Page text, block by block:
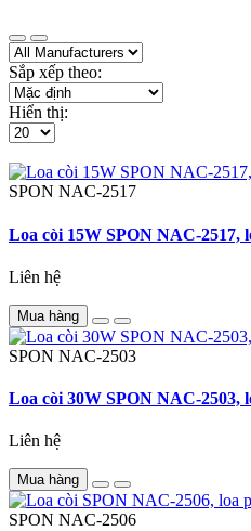
Sắp xếp theo:
Hiển thị:
SPON NAC-2517
Loa còi 15W SPON NAC-2517,
Liên hệ
Mua hàng
SPON NAC-2503
Loa còi 30W SPON NAC-2503,
Liên hệ
Mua hàng
SPON NAC-2506